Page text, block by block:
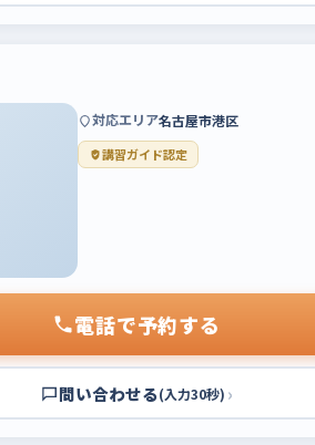
対応エリア名古屋市港区
講習ガイド認定
電話で予約する
問い合わせる(入力30秒) ›